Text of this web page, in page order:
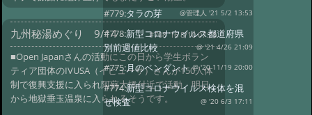
九州秘湯めぐり 9/14 #708 '16 8/10 07:28
■Open Japanさんの活動にこの日から学生ボラン
ティア団体のIVUSA（イビューサ）さんが150人体
制で復興支援に入られ阿蘇大橋付近で活動、明日
から地獄垂玉温泉に入られるそうです。
#779:タラの芽 @管理人 '21 5/2 13:53
#778:新型コロナウイルス都道府県
別前週値比較
@ '21 4/26 21:09
#775:月のペンダント @ '20 11/19 20:00
#774:新型コロナウイルス検体を混
ぜ検査
@ '20 6/3 17:11